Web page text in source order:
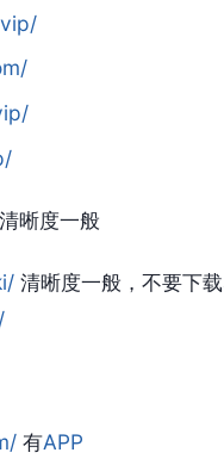
清晰度一般
清晰度一般，不要下
有APP